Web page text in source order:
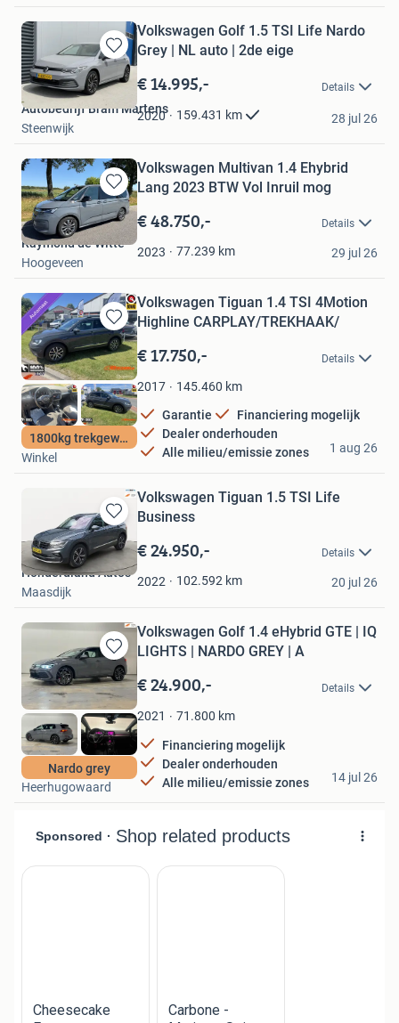
Bewaren
in
Mijn
Favorieten
Volkswagen Golf 1.5 TSI Life Nardo
Grey | NL auto | 2de eige
€ 14.995,- Details
2020 159.431 km
Autobedrijf Bram Martens
Steenwijk
28 jul 26
Bewaren
in
Mijn
Favorieten
Volkswagen Multivan 1.4 Ehybrid
Lang 2023 BTW Vol Inruil mog
€ 48.750,- Details
2023 77.239 km
Raymond de Witte
Hoogeveen
29 jul 26
Bewaren
in
Mijn
Favorieten
1800kg trekgewicht
Volkswagen Tiguan 1.4 TSI 4Motion
Highline CARPLAY/TREKHAAK/
€ 17.750,- Details
2017 145.460 km
Garantie
Financiering mogelijk
Dealer onderhouden
Alle milieu/emissie zones
Hof Occasions
Winkel
1 aug 26
Bewaren
in
Mijn
Favorieten
Volkswagen Tiguan 1.5 TSI Life
Business
€ 24.950,- Details
2022 102.592 km
Honderdland Autos
Maasdijk
20 jul 26
Bewaren
in
Mijn
Favorieten
Nardo grey
Volkswagen Golf 1.4 eHybrid GTE | IQ
LIGHTS | NARDO GREY | A
€ 24.900,- Details
2021 71.800 km
Financiering mogelijk
Dealer onderhouden
Alle milieu/emissie zones
Luxo Automotive
Heerhugowaard
14 jul 26